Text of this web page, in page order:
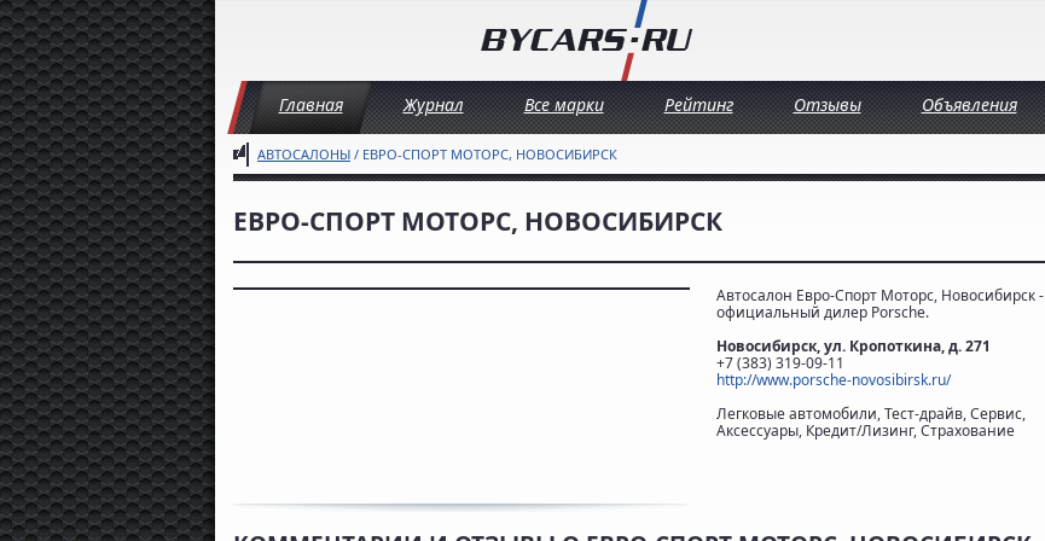
Главная Журнал Все марки Рейтинг Отзывы Объявления
АВТОСАЛОНЫ / ЕВРО-СПОРТ МОТОРС, НОВОСИБИРСК
ЕВРО-СПОРТ МОТОРС, НОВОСИБИРСК
Автосалон Евро-Спорт Моторс, Новосибирск -
официальный дилер Porsche.
Новосибирск, ул. Кропоткина, д. 271
+7 (383) 319-09-11
http://www.porsche-novosibirsk.ru/
Легковые автомобили, Тест-драйв, Сервис,
Аксессуары, Кредит/Лизинг, Страхование